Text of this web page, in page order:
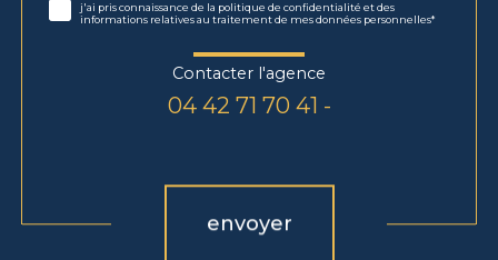
j'ai pris connaissance de la politique de confidentialité et des
informations relatives au traitement de mes données personnelles*
Contacter l'agence
04 42 71 70 41 -
envoyer